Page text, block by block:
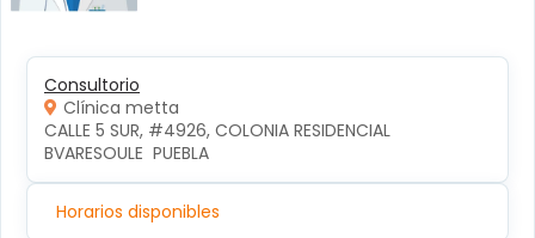
Consultorio
Clínica metta
CALLE 5 SUR, #4926, COLONIA RESIDENCIAL
BVARESOULE  PUEBLA
Horarios disponibles